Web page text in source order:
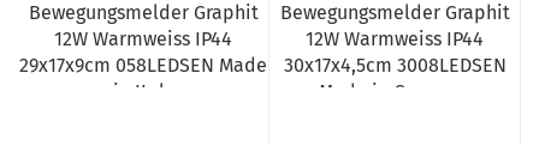
Bewegungsmelder Graphit
12W Warmweiss IP44
29x17x9cm 058LEDSEN Made
in Italy
Bewegungsmelder Graphit
12W Warmweiss IP44
30x17x4,5cm 3008LEDSEN
Made in Germany